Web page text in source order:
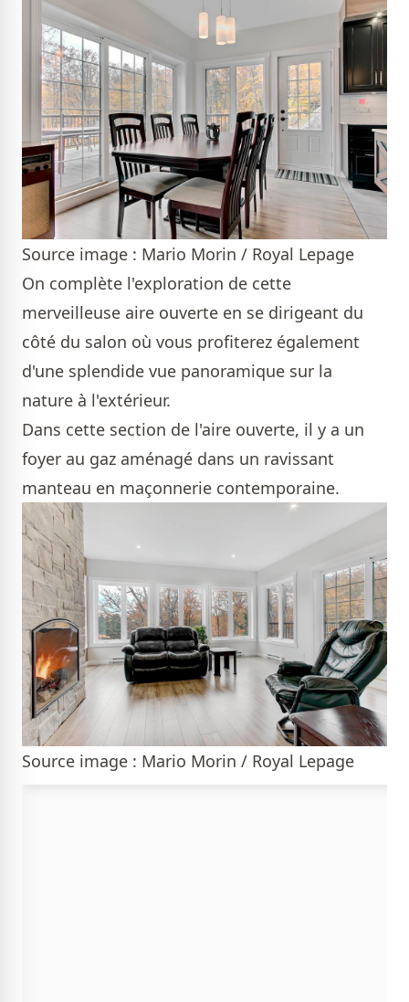
Source image : Mario Morin / Royal Lepage
On complète l'exploration de cette
merveilleuse aire ouverte en se dirigeant du
côté du salon où vous profiterez également
d'une splendide vue panoramique sur la
nature à l'extérieur.
Dans cette section de l'aire ouverte, il y a un
foyer au gaz aménagé dans un ravissant
manteau en maçonnerie contemporaine.
Source image : Mario Morin / Royal Lepage